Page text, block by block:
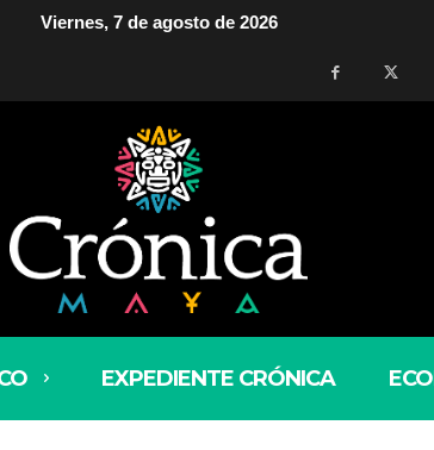
Viernes, 7 de agosto de 2026
EXPEDIENTE CRÓNICA